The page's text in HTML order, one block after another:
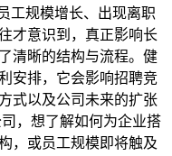
工规模增长、出现离职
才意识到，真正影响长
清晰的结构与流程。健
安排，它会影响招聘竞
式以及公司未来的扩张
，想了解如何为企业搭
，或员工规模即将触及